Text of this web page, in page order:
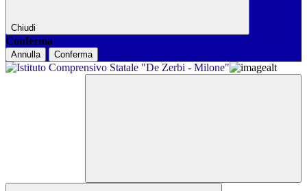
Chiudi
Conferma
Annulla Conferma